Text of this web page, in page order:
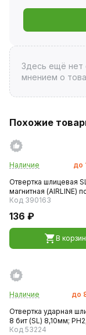
Здесь ещё нет
мнением о
Похожие
Наличие до
Отвертка шлицевая
магнитная (AIRLINE)
Код 390163
136 ₽
В
Наличие до
Отвертка ударная
8 бит (SL) 8,10мм;
Код 53224